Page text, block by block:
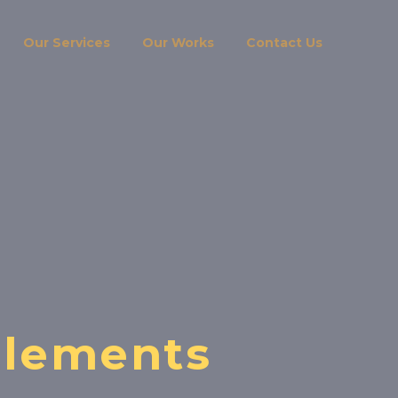
Our Services Our Works Contact Us